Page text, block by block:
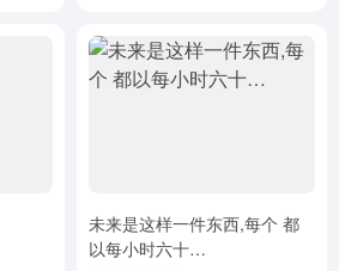
未来是这样一件东西,每个 都
以每小时六十…